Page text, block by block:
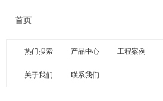
首页
热门搜索 产品中心 工程案例
关于我们 联系我们